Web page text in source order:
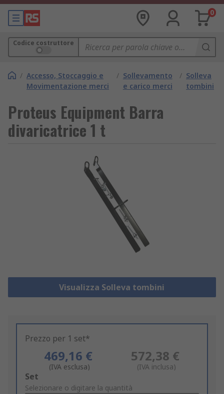
0
Codice costruttore
/ Accesso, Stoccaggio e
Movimentazione merci
/ Sollevamento
e carico merci
/ Solleva
tombini
Proteus Equipment Barra
divaricatrice 1 t
Visualizza Solleva tombini
Prezzo per 1 set*
469,16 €
(IVA esclusa)
572,38 €
(IVA inclusa)
Add
to
Set
Selezionare o digitare la quantità